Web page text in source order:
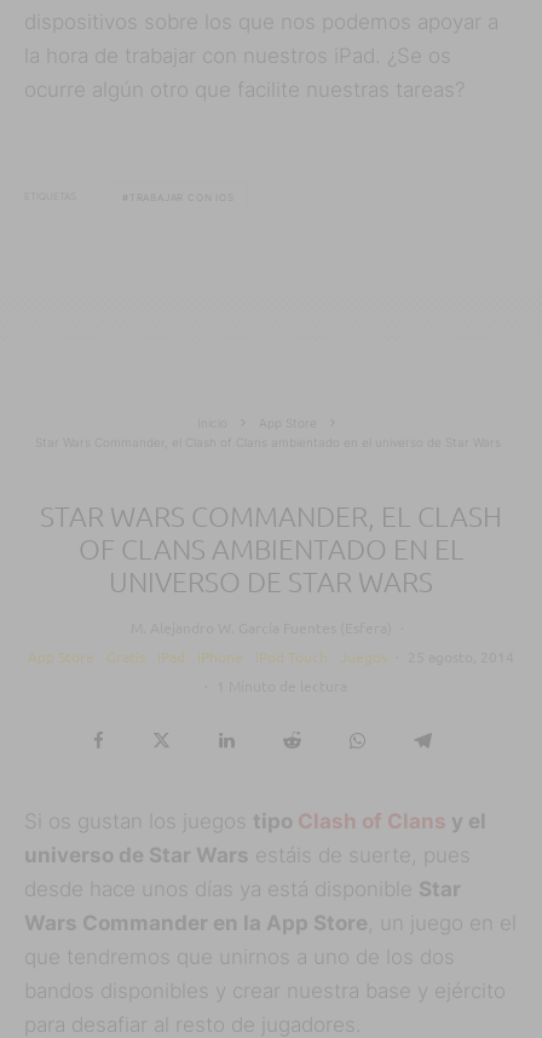
dispositivos sobre los que nos podemos apoyar a
la hora de trabajar con nuestros iPad. ¿Se os
ocurre algún otro que facilite nuestras tareas?
ETIQUETAS TRABAJAR CON IOS
App Store
Star Wars Commander, el Clash of Clans ambientado en el universo de Star Wars
STAR WARS COMMANDER, EL CLASH
OF CLANS AMBIENTADO EN EL
UNIVERSO DE STAR WARS
App Store
Gratis iPad iPhone iPod Touch Juegos
Si os gustan los juegos tipo Clash of Clans y el
universo de Star Wars estáis de suerte, pues
desde hace unos días ya está disponible Star
Wars Commander en la App Store , un juego en el
que tendremos que unirnos a uno de los dos
bandos disponibles y crear nuestra base y ejército
para desafiar al resto de jugadores.